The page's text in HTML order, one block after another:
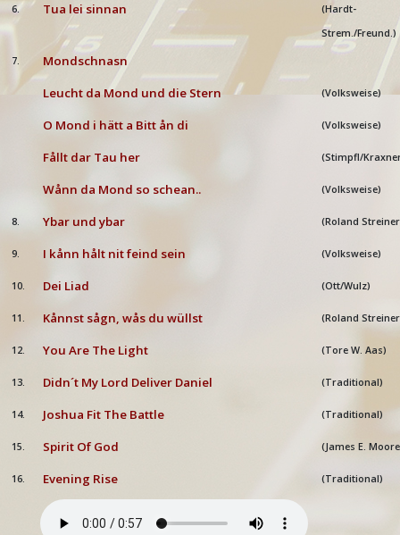
6. Tua lei sinnan
(Hardt-
Strem./Freund.)
7.
Mondschnasn
Leucht da Mond und die Stern
(Volksweise)
O Mond i hätt a Bitt ån di (Volksweise)
Fållt dar Tau her (Stimpfl/
Wånn da Mond so schean.. (Volksweise)
8. Ybar und ybar (Roland
9. I kånn hålt nit feind sein (Volksweise)
10. Dei Liad (Ott/Wulz)
11. Kånnst sågn, wås du wüllst (Roland
12. You Are The Light (Tore W. Aas)
13. Didn´t My Lord Deliver Daniel (Traditional)
14. Joshua Fit The Battle (Traditional)
15. Spirit Of God (James E.
16. Evening Rise (Traditional)